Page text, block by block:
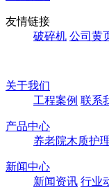
友情链接
破碎机 公司黄
关于我们
工程案例 联系
产品中心
养老院木质护
新闻中心
新闻资讯 行业